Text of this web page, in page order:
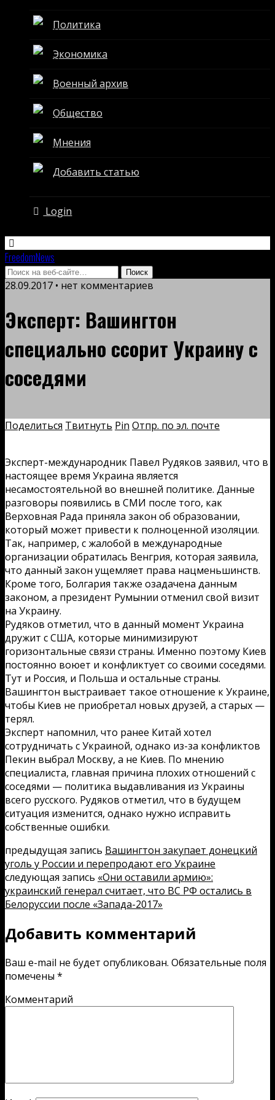
Политика
Экономика
Военный архив
Общество
Мнения
Добавить статью
Login
FreedomNews
28.09.2017 • нет комментариев
Эксперт: Вашингтон
специально ссорит Украину с
соседями
Поделиться Твитнуть Pin Отпр. по эл. почте
Эксперт-международник Павел Рудяков заявил, что в
настоящее время Украина является
несамостоятельной во внешней политике. Данные
разговоры появились в СМИ после того, как
Верховная Рада приняла закон об образовании,
который может привести к полноценной изоляции.
Так, например, с жалобой в международные
организации обратилась Венгрия, которая заявила,
что данный закон ущемляет права нацменьшинств.
Кроме того, Болгария также озадачена данным
законом, а президент Румынии отменил свой визит
на Украину.
Рудяков отметил, что в данный момент Украина
дружит с США, которые минимизируют
горизонтальные связи страны. Именно поэтому Киев
постоянно воюет и конфликтует со своими соседями.
Тут и Россия, и Польша и остальные страны.
Вашингтон выстраивает такое отношение к Украине,
чтобы Киев не приобретал новых друзей, а старых —
терял.
Эксперт напомнил, что ранее Китай хотел
сотрудничать с Украиной, однако из-за конфликтов
Пекин выбрал Москву, а не Киев. По мнению
специалиста, главная причина плохих отношений с
соседями — политика выдавливания из Украины
всего русского. Рудяков отметил, что в будущем
ситуация изменится, однако нужно исправить
собственные ошибки.
предыдущая запись Вашингтон закупает донецкий
уголь у России и перепродают его Украине
следующая запись «Они оставили армию»:
украинский генерал считает, что ВС РФ остались в
Белоруссии после «Запада-2017»
Добавить комментарий
Ваш e-mail не будет опубликован. Обязательные поля
помечены *
Комментарий